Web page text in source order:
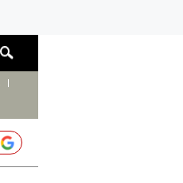
de